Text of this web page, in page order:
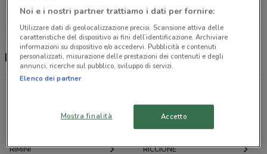
Tutti i negozi Deutsche Bank
Deutsche Bank, offerte e negozi
Offerte volantini e cataloghi per città nelle vicinanze
RIMINI RICCIONE
Noi e i nostri partner trattiamo i dati per fornire:
Utilizzare dati di geolocalizzazione precisi. Scansione attiva delle
caratteristiche del dispositivo ai fini dell’identificazione. Archiviare
informazioni su dispositivo e/o accedervi. Pubblicità e contenuti
personalizzati, misurazione delle prestazioni dei contenuti e degli
annunci, ricerche sul pubblico, sviluppo di servizi.
Elenco dei partner
Mostra finalità Accetto